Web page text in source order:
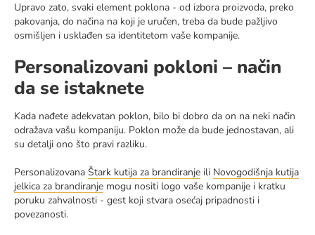
Upravo zato, svaki element poklona - od izbora proizvoda, preko
pakovanja, do načina na koji je uručen, treba da bude pažljivo
osmišljen i usklađen sa identitetom vaše kompanije.
Personalizovani pokloni – način
da se istaknete
Kada nađete adekvatan poklon, bilo bi dobro da on na neki način
odražava vašu kompaniju. Poklon može da bude jednostavan, ali
su detalji ono što pravi razliku.
Personalizovana Štark kutija za brandiranje ili Novogodišnja kutija
jelkica za brandiranje mogu nositi logo vaše kompanije i kratku
poruku zahvalnosti - gest koji stvara osećaj pripadnosti i
povezanosti.